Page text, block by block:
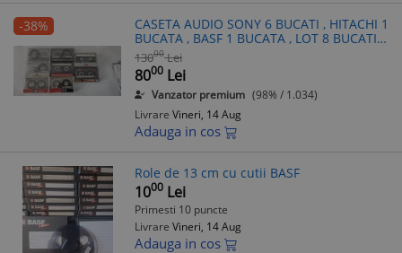
-38%
CASETA AUDIO SONY 6 BUCATI , HITACHI 1
BUCATA , BASF 1 BUCATA , LOT 8 BUCATI
TOATE .
13000 Lei
8000 Lei
Vanzator premium (98% / 1.034)
Livrare Vineri, 14 Aug
Adauga in cos
Role de 13 cm cu cutii BASF
1000 Lei
Primesti 10 puncte
Livrare Vineri, 14 Aug
Adauga in cos